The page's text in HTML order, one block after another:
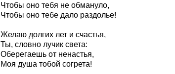
Чтобы оно тебя не обмануло,
Чтобы оно тебе дало раздолье!
Желаю долгих лет и счастья,
Ты, словно лучик света:
Оберегаешь от ненастья,
Моя душа тобой согрета!